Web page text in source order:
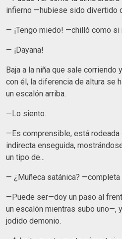
infierno —hubiese sido divertido
— ¡Tengo miedo! —chilló como si
— ¡Dayana!
Baja a la niña que sale corriendo
con él, la diferencia de altura se
un escalón arriba.
—Lo siento.
—Es comprensible, está
indirecta enseguida,
un tipo de...
— ¿Muñeca satánica? —completa
—Puede ser—doy un paso al
un escalón mientras subo uno—,
jodido demonio.